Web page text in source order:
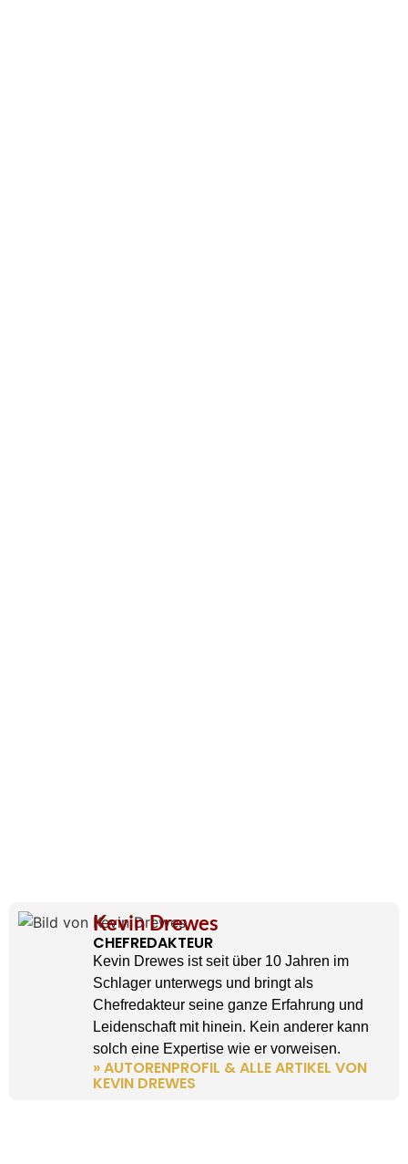
Kevin Drewes
CHEFREDAKTEUR
Kevin Drewes ist seit über 10 Jahren im
Schlager unterwegs und bringt als
Chefredakteur seine ganze Erfahrung und
Leidenschaft mit hinein. Kein anderer kann
solch eine Expertise wie er vorweisen.
» AUTORENPROFIL & ALLE ARTIKEL VON
KEVIN DREWES